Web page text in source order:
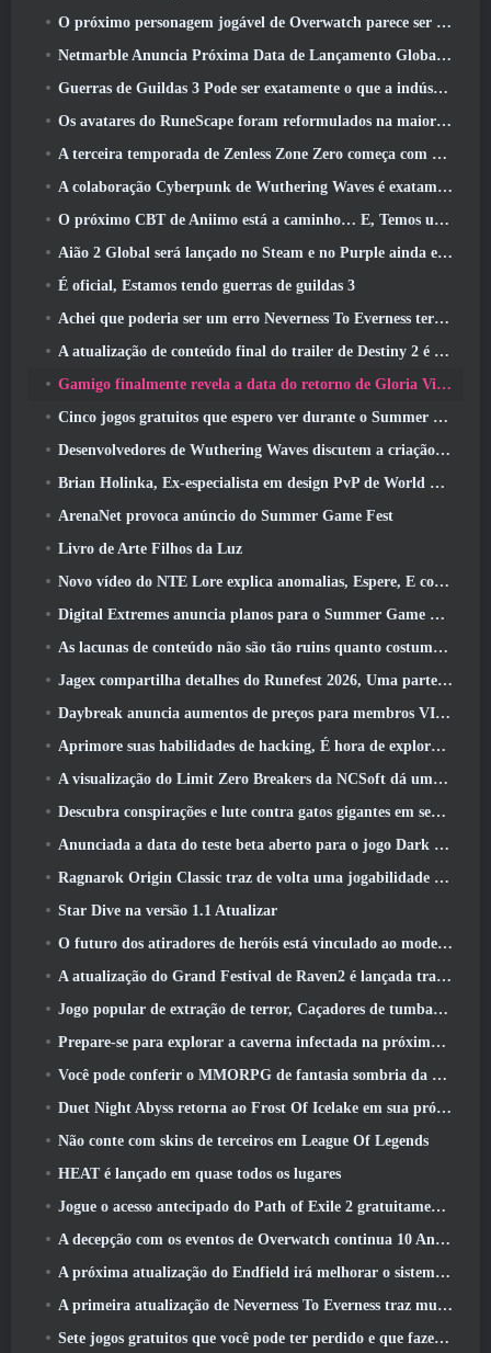
O próximo personagem jogável de Overwatch parece ser um chefe do crime ciborgue sobrecarregado
Netmarble Anuncia Próxima Data de Lançamento Global RF Online
Guerras de Guildas 3 Pode ser exatamente o que a indústria de MMO precisa agora
Os avatares do RuneScape foram reformulados na maior atualização visual do jogo nos últimos dez anos
A terceira temporada de Zenless Zone Zero começa com uma viagem para uma ilha Bangboo no céu, E para a plataforma Steam
A colaboração Cyberpunk de Wuthering Waves é exatamente o que eu quero dos meus eventos de crossover de videogame
O próximo CBT de Aniimo está a caminho… E, Temos uma janela oficial de lançamento
Aião 2 Global será lançado no Steam e no Purple ainda este ano
É oficial, Estamos tendo guerras de guildas 3
Achei que poderia ser um erro Neverness To Everness ter o evento Porsche Collab Gacha tão cedo, Mas eu estava errado
A atualização de conteúdo final do trailer de Destiny 2 é um grito de guerra
Gamigo finalmente revela a data do retorno de Gloria Victis, Será que sobreviverá na segunda vez?
Cinco jogos gratuitos que espero ver durante o Summer Game Fest
Desenvolvedores de Wuthering Waves discutem a criação da sequência de batalha Lahai-Roi Mech
Brian Holinka, Ex-especialista em design PvP de World Of Warcraft, Junta-se à equipe MMO de League Of Legends
ArenaNet provoca anúncio do Summer Game Fest
Livro de Arte Filhos da Luz
Novo vídeo do NTE Lore explica anomalias, Espere, E como uma organização ‘secreta’ rastreia tudo
Digital Extremes anuncia planos para o Summer Game Fest
As lacunas de conteúdo não são tão ruins quanto costumavam ser
Jagex compartilha detalhes do Runefest 2026, Uma parte da comemoração do 25º aniversário do RuneScape IP
Daybreak anuncia aumentos de preços para membros VIP do Lord Of The Rings Online
Aprimore suas habilidades de hacking, É hora de explorar a cidade noturna em ondas uivantes
A visualização do Limit Zero Breakers da NCSoft dá uma ideia do que esperar do próximo teste do prólogo
Descubra conspirações e lute contra gatos gigantes em seu tempo de inatividade na última atualização de Where Winds Meet
Anunciada a data do teste beta aberto para o jogo Dark Fantasy Extraction, Caçador da Névoa
Ragnarok Origin Classic traz de volta uma jogabilidade justa de MMORPG e CBT abre em junho 4
Star Dive na versão 1.1 Atualizar
O futuro dos atiradores de heróis está vinculado ao modelo de serviço ao vivo F2P?
A atualização do Grand Festival de Raven2 é lançada trazendo consigo a nova classe Warlord
Jogo popular de extração de terror, Caçadores de tumbas, Lançamentos no Ocidente
Prepare-se para explorar a caverna infectada na próxima atualização do Eterspire
Você pode conferir o MMORPG de fantasia sombria da Nexon, Embers Of The Uncrown, durante o Steam Next Fest
Duet Night Abyss retorna ao Frost Of Icelake em sua próxima atualização Steampunk
Não conte com skins de terceiros em League Of Legends
HEAT é lançado em quase todos os lugares
Jogue o acesso antecipado do Path of Exile 2 gratuitamente neste fim de semana
A decepção com os eventos de Overwatch continua 10 Aniversário do ano
A próxima atualização do Endfield irá melhorar o sistema de fábrica
A primeira atualização de Neverness To Everness traz muito para a mesa
Sete jogos gratuitos que você pode ter perdido e que fazem parte do Steam Ocean Fest